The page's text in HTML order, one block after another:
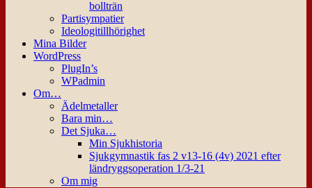
bollträn
Partisympatier
Ideologitillhörighet
Mina Bilder
WordPress
PlugIn’s
WPadmin
Om…
Ädelmetaller
Bara min…
Det Sjuka…
Min Sjukhistoria
Sjukgymnastik fas 2 v13-16 (4v) 2021 efter
ländryggsoperation 1/3-21
Om mig